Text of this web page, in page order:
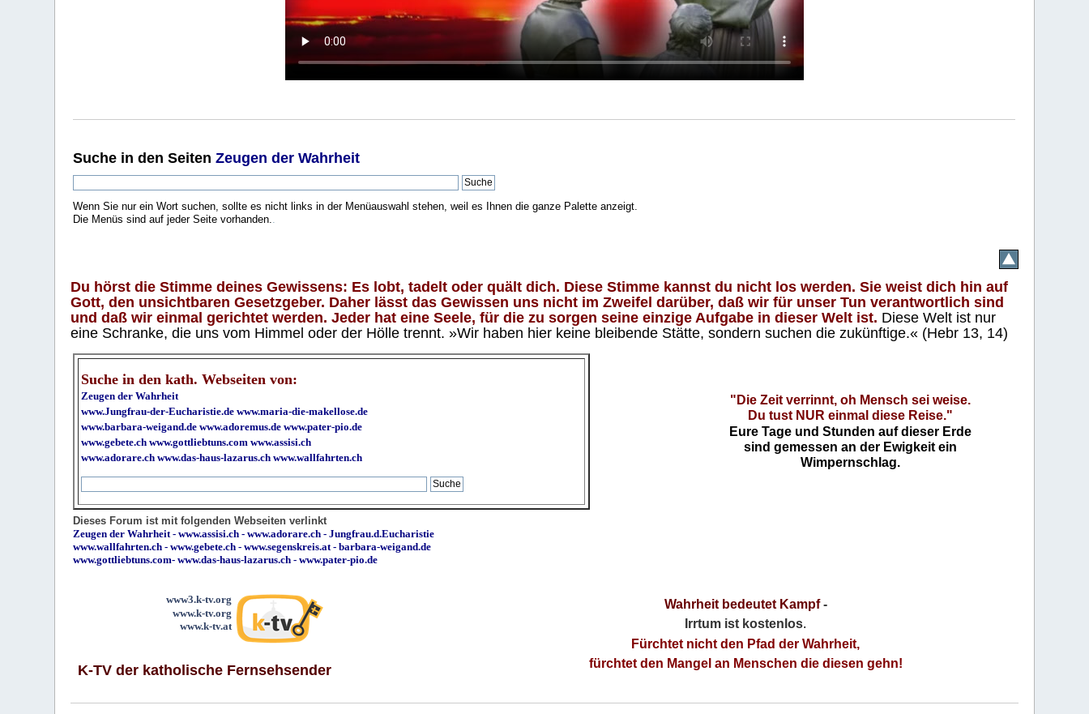
Suche in den SeitenZeugen der Wahrheit
Wenn Sie nur ein Wort suchen, sollte es nicht links in der Menüauswahl stehen, weil es Ihnen die ganze Palette anzeigt.
Die Menüs sind auf jeder Seite vorhanden..
Du hörst die Stimme deines Gewissens: Es lobt, tadelt oder quält dich. Diese Stimme kannst du nicht los werden. Sie weist dich hin auf
Gott, den unsichtbaren Gesetzgeber. Daher lässt das Gewissen uns nicht im Zweifel darüber, daß wir für unser Tun verantwortlich sind
und daß wir einmal gerichtet werden. Jeder hat eine Seele, für die zu sorgen seine einzige Aufgabe in dieser Welt ist. Diese Welt ist nur
eine Schranke, die uns vom Himmel oder der Hölle trennt. »Wir haben hier keine bleibende Stätte, sondern suchen die zukünftige.« (Hebr 13, 14)
Suche in den kath. Webseiten von:
Zeugen der Wahrheit
www.Jungfrau-der-Eucharistie.de www.maria-die-makellose.de
www.barbara-weigand.de www.adoremus.de www.pater-pio.de
www.gebete.ch www.gottliebtuns.com www.assisi.ch
www.adorare.ch www.das-haus-lazarus.ch www.wallfahrten.ch
"Die Zeit verrinnt, oh Mensch sei weise.
Du tust NUR einmal diese Reise."
Eure Tage und Stunden auf dieser Erde
sind gemessen an der Ewigkeit ein
Wimpernschlag.
Dieses Forum ist mit folgenden Webseiten verlinkt
Zeugen der Wahrheit-www.assisi.ch -www.adorare.ch -Jungfrau.d.Eucharistie
www.wallfahrten.ch -www.gebete.ch -www.segenskreis.at-barbara-weigand.de
www.gottliebtuns.com-www.das-haus-lazarus.ch - www.pater-pio.de
www3.k-tv.org
www.k-tv.org
www.k-tv.at
K-TV der katholische Fernsehsender
Wahrheit bedeutet Kampf-
Irrtum ist kostenlos.
Fürchtet nicht den Pfad der Wahrheit,
fürchtet den Mangel an Menschen die diesen gehn!